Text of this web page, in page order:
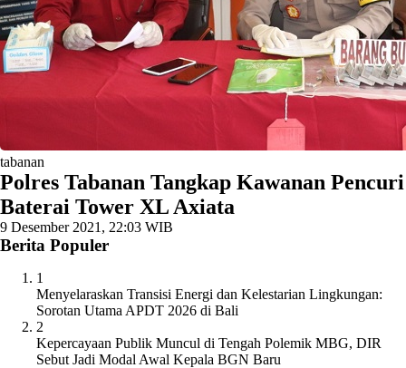
tabanan
Polres Tabanan Tangkap Kawanan Pencuri
Baterai Tower XL Axiata
9 Desember 2021, 22:03 WIB
Berita Populer
1
Menyelaraskan Transisi Energi dan Kelestarian Lingkungan:
Sorotan Utama APDT 2026 di Bali
2
Kepercayaan Publik Muncul di Tengah Polemik MBG, DIR
Sebut Jadi Modal Awal Kepala BGN Baru